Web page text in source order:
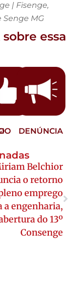
| Fisenge,
Senge MG
essa
DENÚNCIA
Belchior
o retorno
emprego
a engenharia,
do 13º
Consenge